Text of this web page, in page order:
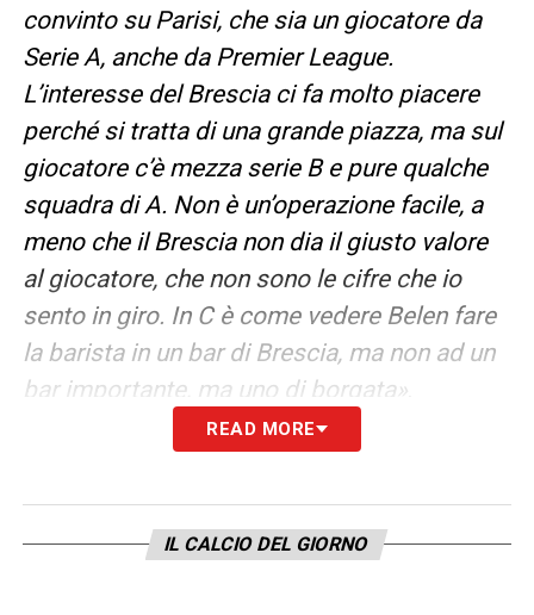
convinto su Parisi, che sia un giocatore da
Serie A, anche da Premier League.
L’interesse del Brescia ci fa molto piacere
perché si tratta di una grande piazza, ma sul
giocatore c’è mezza serie B e pure qualche
squadra di A. Non è un’operazione facile, a
meno che il Brescia non dia il giusto valore
al giocatore, che non sono le cifre che io
sento in giro. In C è come vedere Belen fare
la barista in un bar di Brescia, ma non ad un
bar importante, ma uno di borgata».
READ MORE
IL CALCIO DEL GIORNO